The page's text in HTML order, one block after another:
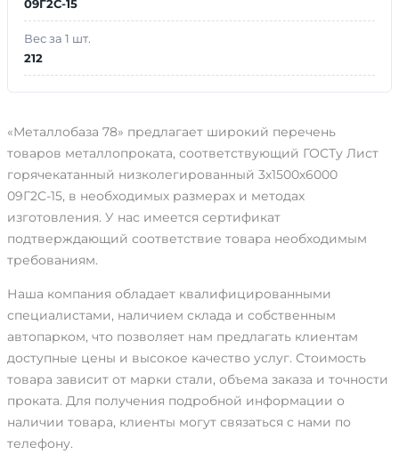
09Г2С-15
Вес за 1 шт.
212
«Металлобаза 78» предлагает широкий перечень
товаров металлопроката, соответствующий ГОСТу Лист
горячекатанный низколегированный 3х1500х6000
09Г2С-15, в необходимых размерах и методах
изготовления. У нас имеется сертификат
подтверждающий соответствие товара необходимым
требованиям.
Наша компания обладает квалифицированными
специалистами, наличием склада и собственным
автопарком, что позволяет нам предлагать клиентам
доступные цены и высокое качество услуг. Стоимость
товара зависит от марки стали, объема заказа и точности
проката. Для получения подробной информации о
наличии товара, клиенты могут связаться с нами по
телефону.